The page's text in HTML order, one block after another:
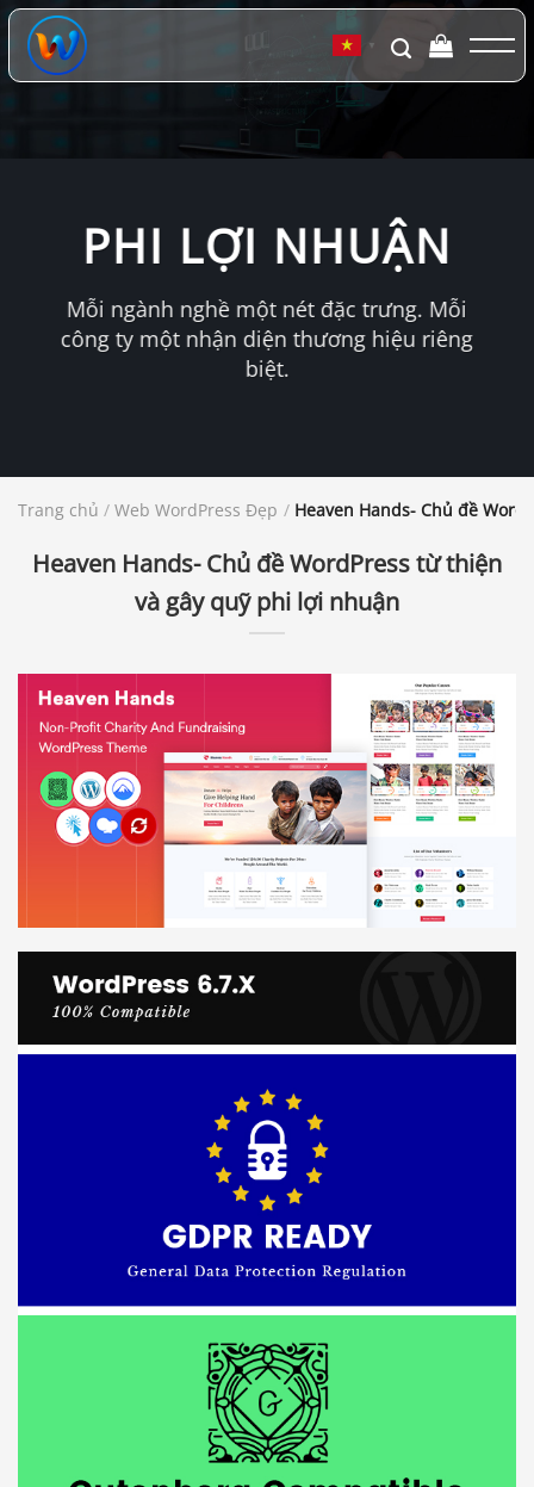
Chuyển
đến
dung
▼
PHI LỢI NHUẬN
Mỗi ngành nghề một nét đặc trưng. Mỗi
công ty một nhận diện thương hiệu riêng
biệt.
Trang chủ / Web WordPress Đẹp / Heaven Hands- Chủ đề
Heaven Hands- Chủ đề WordPress từ thiện
và gây quỹ phi lợi nhuận